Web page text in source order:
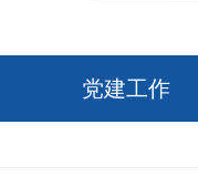
党建工作